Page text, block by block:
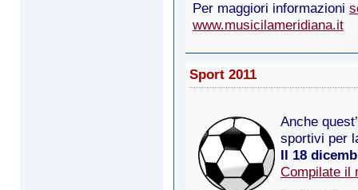
Per maggiori informazioni
www.musicilameridiana.it
Sport 2011
Anche
sportivi per
Il 18
Compilate il